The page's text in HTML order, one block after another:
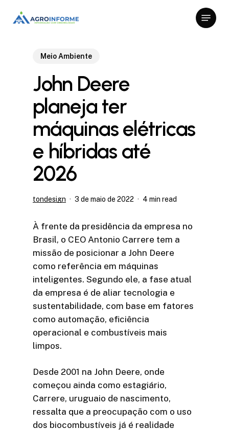
Menu
Meio Ambiente
John Deere
planeja ter
máquinas elétricas
e híbridas até
2026
tondesign 3 de maio de 2022 4 min read
À frente da presidência da empresa no
Brasil, o CEO Antonio Carrere tem a
missão de posicionar a John Deere
como referência em máquinas
inteligentes. Segundo ele, a fase atual
da empresa é de aliar tecnologia e
sustentabilidade, com base em fatores
como automação, eficiência
operacional e combustíveis mais
limpos.
Desde 2001 na John Deere, onde
começou ainda como estagiário,
Carrere, uruguaio de nascimento,
ressalta que a preocupação com o uso
dos biocombustíveis já é realidade